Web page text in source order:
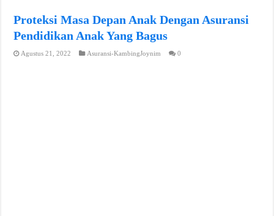
Proteksi Masa Depan Anak Dengan Asuransi
Pendidikan Anak Yang Bagus
Agustus 21, 2022 Asuransi-KambingJoynim 0